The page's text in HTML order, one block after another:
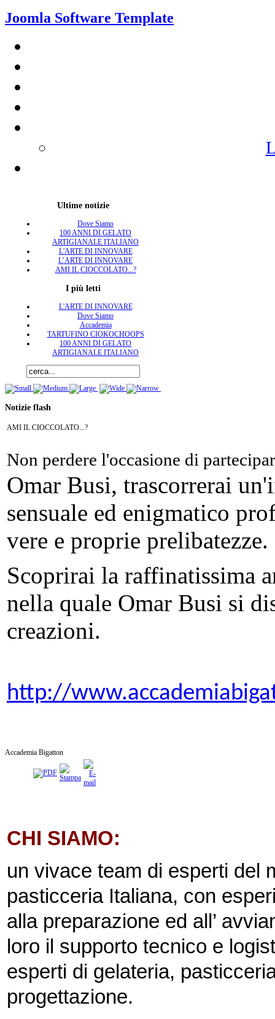
Joomla Software Template
Ultime notizie
Dove Siamo
100 ANNI DI GELATO
ARTIGIANALE ITALIANO
L'ARTE DI INNOVARE
L’ARTE DI INNOVARE
AMI IL CIOCCOLATO...?
I più letti
L'ARTE DI INNOVARE
Dove Siamo
Accademia
TARTUFINO CIOKOCHOOPS
100 ANNI DI GELATO
ARTIGIANALE ITALIANO
Notizie flash
AMI IL CIOCCOLATO...?
Non perdere l'occasione di
Omar Busi, trascorrerai
sensuale ed enigmatico
vere e proprie prelibatezze.
Scoprirai la raffinatissima
nella quale Omar Busi si
creazioni.
http://
Accademia Bigatton
CHI SIAMO:
un vivace team di esperti del
pasticceria Italiana, con
alla preparazione ed all’
loro il supporto tecnico e
esperti di gelateria,
progettazione.